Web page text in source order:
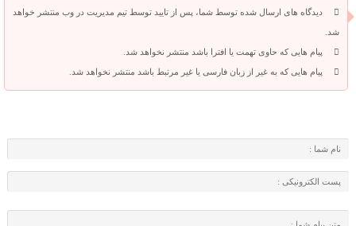
دیدگاه های ارسال شده توسط شما، پس از تایید توسط تیم مدیریت در وب منتشر خواهد
شد.
پیام هایی که حاوی تهمت یا افترا باشد منتشر نخواهد شد.
پیام هایی که به غیر از زبان فارسی یا غیر مرتبط باشد منتشر نخواهد شد.